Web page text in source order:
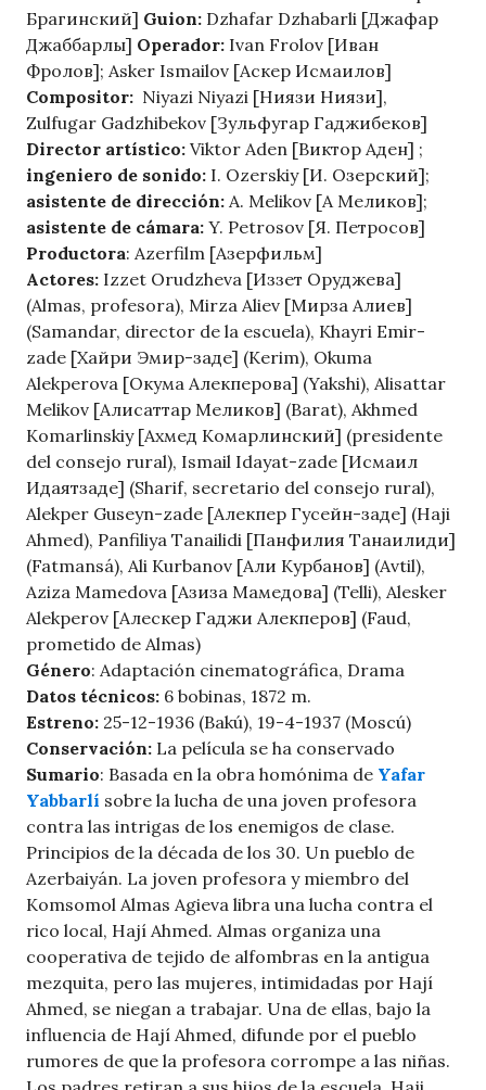
Брагинский] Guion: Dzhafar Dzhabarli [Джафар
Джаббарлы] Operador: Ivan Frolov [Иван
Фролов]; Asker Ismailov [Аскер Исмаилов]
Compositor: Niyazi Niyazi [Ниязи Ниязи],
Zulfugar Gadzhibekov [Зульфугар Гаджибеков]
Director artístico: Viktor Aden [Виктор Аден] ;
ingeniero de sonido: I. Ozerskiy [И. Озерский];
asistente de dirección: A. Melikov [А Меликов];
asistente de cámara: Y. Petrosov [Я. Петросов]
Productora: Azerfilm [Азерфильм]
Actores: Izzet Orudzheva [Иззет Оруджева]
(Almas, profesora), Mirza Aliev [Мирза Алиев]
(Samandar, director de la escuela), Khayri Emir-
zade [Хайри Эмир-заде] (Kerim), Okuma
Alekperova [Окума Алекперова] (Yakshi), Alisattar
Melikov [Алисаттар Меликов] (Barat), Akhmed
Komarlinskiy [Ахмед Комарлинский] (presidente
del consejo rural), Ismail Idayat-zade [Исмаил
Идаятзаде] (Sharif, secretario del consejo rural),
Alekper Guseyn-zade [Алекпер Гусейн-заде] (Haji
Ahmed), Panfiliya Tanailidi [Панфилия Танаилиди]
(Fatmansá), Ali Kurbanov [Али Курбанов] (Avtil),
Aziza Mamedova [Азиза Мамедова] (Telli), Alesker
Alekperov [Алескер Гаджи Алекперов] (Faud,
prometido de Almas)
Género: Adaptación cinematográfica, Drama
Datos técnicos: 6 bobinas, 1872 m.
Estreno: 25-12-1936 (Bakú), 19-4-1937 (Moscú)
Conservación: La película se ha conservado
Sumario: Basada en la obra homónima de Yafar
Yabbarlí sobre la lucha de una joven profesora
contra las intrigas de los enemigos de clase.
Principios de la década de los 30. Un pueblo de
Azerbaiyán. La joven profesora y miembro del
Komsomol Almas Agieva libra una lucha contra el
rico local, Hají Ahmed. Almas organiza una
cooperativa de tejido de alfombras en la antigua
mezquita, pero las mujeres, intimidadas por Hají
Ahmed, se niegan a trabajar. Una de ellas, bajo la
influencia de Hají Ahmed, difunde por el pueblo
rumores de que la profesora corrompe a las niñas.